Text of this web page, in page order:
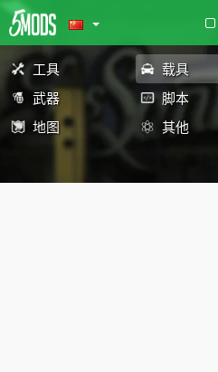
工具 载具
武器
脚本
地图
其他